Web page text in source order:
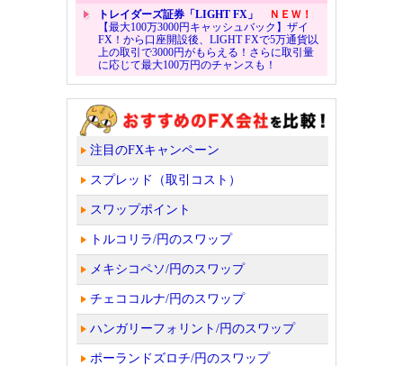
トレイダーズ証券「LIGHT FX」
ＮＥＷ！
【最大100万3000円キャッシュバック】ザイ
FX！から口座開設後、LIGHT FXで5万通貨以
上の取引で3000円がもらえる！さらに取引量
に応じて最大100万円のチャンスも！
注目のFXキャンペーン
スプレッド（取引コスト）
スワップポイント
トルコリラ/円のスワップ
メキシコペソ/円のスワップ
チェココルナ/円のスワップ
ハンガリーフォリント/円のスワップ
ポーランドズロチ/円のスワップ